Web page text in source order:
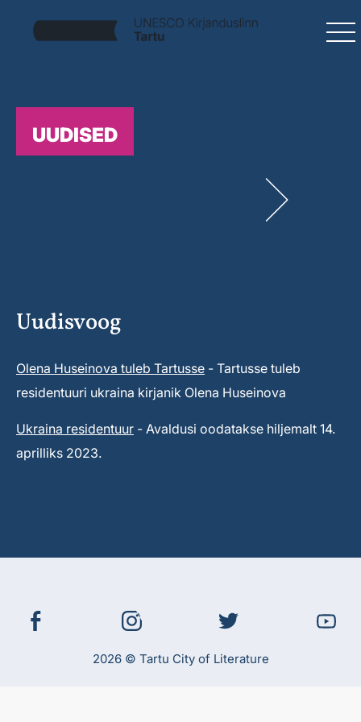
UUDISED
Uudisvoog
Olena Huseinova tuleb Tartusse - Tartusse tuleb
residentuuri ukraina kirjanik Olena Huseinova
Ukraina residentuur - Avaldusi oodatakse hiljemalt 14.
aprilliks 2023.
2026 © Tartu City of Literature